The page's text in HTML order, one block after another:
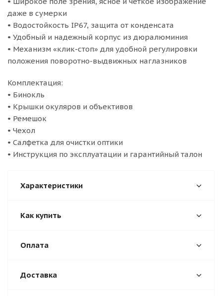
даже в сумерки
• Водостойкость IP67, защита от конденсата
• Удобный и надежный корпус из дюралюминия
• Механизм «клик-стоп» для удобной регулировки
положения поворотно-выдвижных наглазников
Комплектация:
• Бинокль
• Крышки окуляров и объективов
• Ремешок
• Чехол
• Салфетка для очистки оптики
• Инструкция по эксплуатации и гарантийный талон
Характеристики
Как купить
Оплата
Доставка